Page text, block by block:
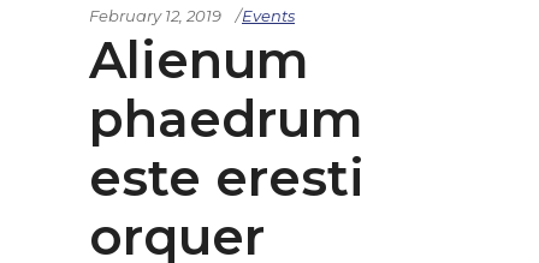
February 12, 2019 Events
Alienum
phaedrum
este eresti
orquer